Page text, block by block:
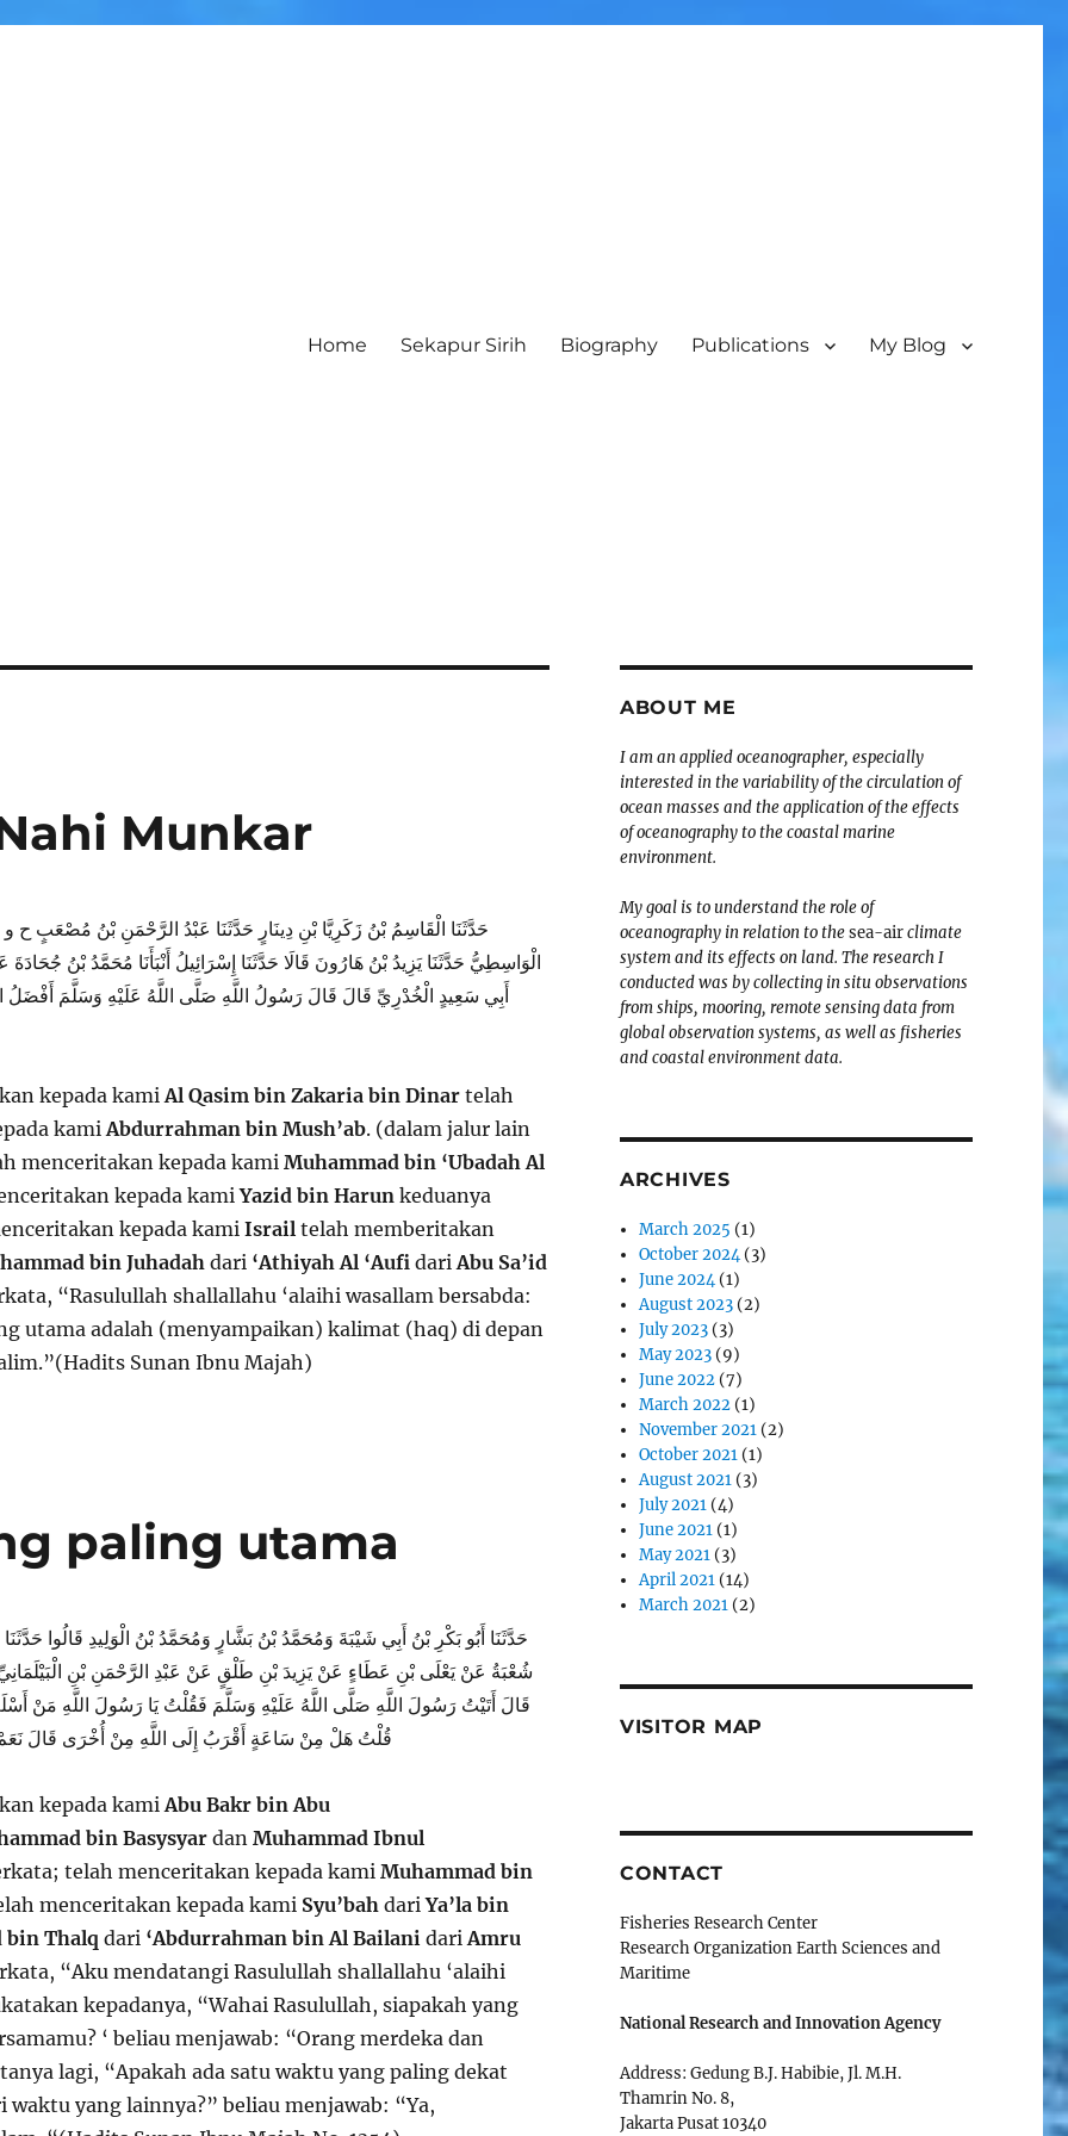
Home Sekapur Sirih Biography Publications My Blog
Munkar
حَدَّثَنَا الْقَاسِمُ بْنُ زَكَرِيَّا بْنِ دِينَارٍ حَدَّثَنَا عَبْدُ الرَّحْمَنِ بْنُ مُصْعَبٍ ح و
الْوَاسِطِيُّ حَدَّثَنَا يَزِيدُ بْنُ هَارُونَ قَالَا حَدَّثَنَا إِسْرَائِيلُ أَنْبَأَنَا مُحَمَّدُ بْنُ
أَبِي سَعِيدٍ الْخُدْرِيِّ قَالَ قَالَ رَسُولُ اللَّهِ صَلَّى اللَّهُ عَلَيْهِ وَسَلَّمَ أَفْضَلُ
kepada kamiAl Qasim bin Zakaria bin Dinartelah
kamiAbdurrahman bin Mush’ab. (dalam jalur lain
menceritakan kepada kami Muhammad bin ‘Ubadah Al
kepada kamiYazid bin Harunkeduanya
kepada kami Israiltelah memberitakan
bin Juhadahdari ‘Athiyah Al ‘AufidariAbu Sa’id
“Rasulullah shallallahu ‘alaihi wasallam bersabda:
utama adalah (menyampaikan) kalimat (haq) di depan
Hadits Sunan Ibnu Majah)
paling utama
حَدَّثَنَا أَبُو بَكْرِ بْنُ أَبِي شَيْبَةَ وَمُحَمَّدُ بْنُ بَشَّارٍ وَمُحَمَّدُ بْنُ الْوَلِيدِ قَالُوا
شُعْبَةُ عَنْ يَعْلَى بْنِ عَطَاءٍ عَنْ يَزِيدَ بْنِ طَلْقٍ عَنْ عَبْدِ الرَّحْمَنِ بْنِ
قَالَ أَتَيْتُ رَسُولَ اللَّهِ صَلَّى اللَّهُ عَلَيْهِ وَسَلَّمَ فَقُلْتُ يَا رَسُولَ اللَّهِ مَنْ
قُلْتُ هَلْ مِنْ سَاعَةٍ أَقْرَبُ إِلَى اللَّهِ مِنْ أُخْرَى قَالَ
kepada kamiAbu Bakr bin Abu
bin Basysyardan Muhammad Ibnul
telah menceritakan kepada kami Muhammad bin
menceritakan kepada kami Syu’bahdariYa’la bin
bin Thalq dari ‘Abdurrahman bin Al BailanidariAmru
“Aku mendatangi Rasulullah shallallahu ‘alaihi
kepadanya, “Wahai Rasulullah, siapakah yang
‘ beliau menjawab: “Orang merdeka dan
lagi, “Apakah ada satu waktu yang paling dekat
waktu yang lainnya?” beliau menjawab: “Ya,
ABOUT ME
I am an applied oceanographer, especially
interested in the variability of the circulation of
ocean masses and the application of the effects
of oceanography to the coastal marine
environment.
My goal is to understand the role of
oceanography in relation to thesea-airclimate
system and its effects on land. The research I
conducted was by collecting in situ observations
from ships, mooring, remote sensing data from
global observation systems, as well as fisheries
and coastal environment data.
ARCHIVES
March 2025 (1)
October 2024(3)
June 2024(1)
August 2023 (2)
July 2023 (3)
May 2023 (9)
June 2022 (7)
March 2022 (1)
November 2021 (2)
October 2021 (1)
August 2021 (3)
July 2021 (4)
June 2021 (1)
May 2021 (3)
April 2021 (14)
March 2021 (2)
VISITOR MAP
CONTACT
Fisheries Research Center
Research Organization Earth Sciences and
Maritime
National Research and Innovation Agency
Address: Gedung B.J. Habibie, Jl. M.H.
Thamrin No. 8,
Jakarta Pusat 10340